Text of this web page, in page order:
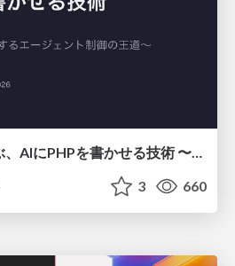
Laravel Boostに学ぶ、AIにPHPを書かせる技術 〜OSSの実装から蒸留するエージェント制御の王道〜
3 660